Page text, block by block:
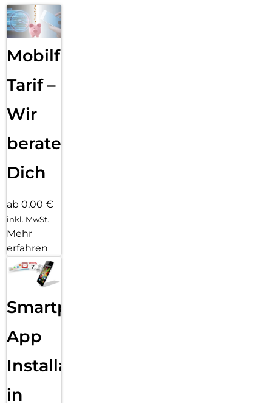
Mobilfunk
Tarif –
Wir
beraten
Dich
ab 0,00 €
inkl. MwSt.
Mehr
erfahren
Smartphone
App
Installation
in